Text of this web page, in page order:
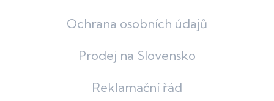
Ochrana osobních údajů
Prodej na Slovensko
Reklamační řád